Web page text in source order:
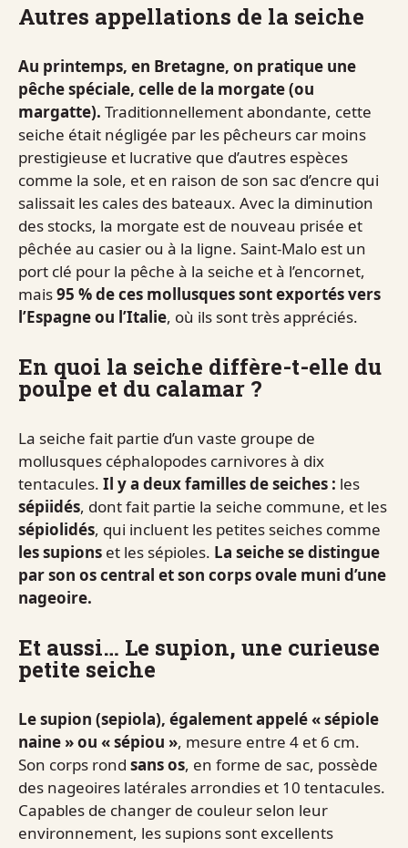
Autres appellations de la seiche
Au printemps, en Bretagne, on pratique une
pêche spéciale, celle de la morgate (ou
margatte). Traditionnellement abondante, cette
seiche était négligée par les pêcheurs car moins
prestigieuse et lucrative que d’autres espèces
comme la sole, et en raison de son sac d’encre qui
salissait les cales des bateaux. Avec la diminution
des stocks, la morgate est de nouveau prisée et
pêchée au casier ou à la ligne. Saint-Malo est un
port clé pour la pêche à la seiche et à l’encornet,
mais95 % de ces mollusques sont exportés vers
l’Espagne ou l’Italie, où ils sont très appréciés.
En quoi la seiche diffère-t-elle du
poulpe et du calamar ?
La seiche fait partie d’un vaste groupe de
mollusques céphalopodes carnivores à dix
tentacules. Il y a deux familles de seiches : les
sépiidés, dont fait partie la seiche commune, et les
sépiolidés, qui incluent les petites seiches comme
les supions et les sépioles. La seiche se distingue
par son os central et son corps ovale muni d’une
nageoire.
Et aussi… Le supion, une curieuse
petite seiche
Le supion (sepiola), également appelé « sépiole
naine » ou « sépiou », mesure entre 4 et 6 cm.
Son corps rond sans os, en forme de sac, possède
des nageoires latérales arrondies et 10 tentacules.
Capables de changer de couleur selon leur
environnement, les supions sont excellents